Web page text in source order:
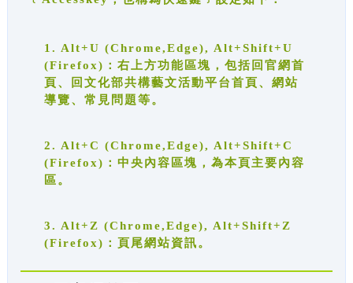
1. Alt+U (Chrome,Edge), Alt+Shift+U
(Firefox)：右上方功能區塊，包括回官網首
頁、回文化部共構藝文活動平台首頁、網站
導覽、常見問題等。
2. Alt+C (Chrome,Edge), Alt+Shift+C
(Firefox)：中央內容區塊，為本頁主要內容
區。
3. Alt+Z (Chrome,Edge), Alt+Shift+Z
(Firefox)：頁尾網站資訊。